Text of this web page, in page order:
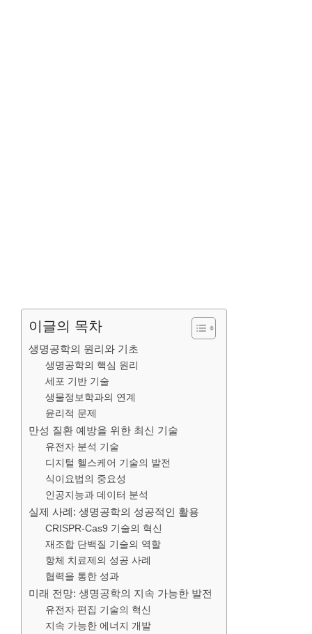
이글의 목차
생명공학의 원리와 기초
생명공학의 핵심 원리
세포 기반 기술
생물정보학과의 연계
윤리적 문제
만성 질환 예방을 위한 최신 기술
유전자 분석 기술
디지털 헬스케어 기술의 발전
식이요법의 중요성
인공지능과 데이터 분석
실제 사례: 생명공학의 성공적인 활용
CRISPR-Cas9 기술의 혁신
재조합 단백질 기술의 역할
항체 치료제의 성공 사례
협력을 통한 성과
미래 전망: 생명공학의 지속 가능한 발전
유전자 편집 기술의 혁신
지속 가능한 에너지 개발